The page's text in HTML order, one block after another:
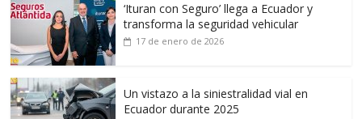
‘Ituran con Seguro’ llega a Ecuador y
transforma la seguridad vehicular
17 de enero de 2026
Un vistazo a la siniestralidad vial en
Ecuador durante 2025